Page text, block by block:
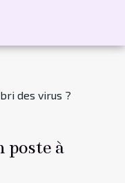
des virus ?
poste à